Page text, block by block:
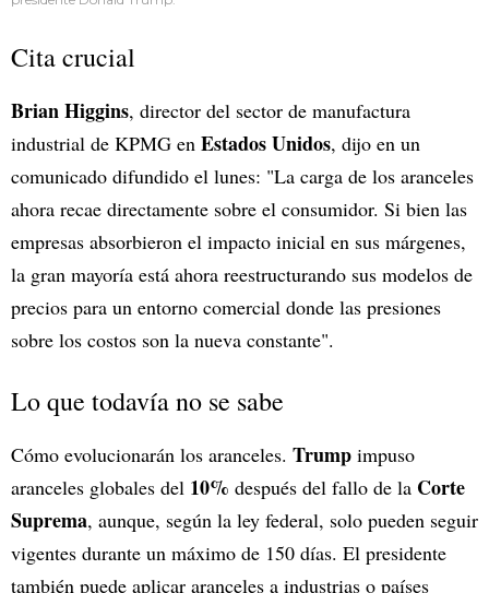
Cita crucial
Brian Higgins, director del sector de manufactura
industrial de KPMG en Estados Unidos, dijo en un
comunicado difundido el lunes: "La carga de los aranceles
ahora recae directamente sobre el consumidor. Si bien las
empresas absorbieron el impacto inicial en sus márgenes,
la gran mayoría está ahora reestructurando sus modelos de
precios para un entorno comercial donde las presiones
sobre los costos son la nueva constante".
Lo que todavía no se sabe
Cómo evolucionarán los aranceles. Trump impuso
aranceles globales del 10% después del fallo de la Corte
Suprema, aunque, según la ley federal, solo pueden seguir
vigentes durante un máximo de 150 días. El presidente
también puede aplicar aranceles a industrias o países